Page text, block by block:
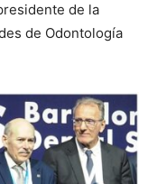
de la
de Odontología